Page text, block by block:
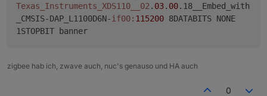
Texas_Instruments_XDS110__02 . 03. 00.18__Embed_with
_CMSIS-DAP_L1100D6N- if00: 115200 8DATABITS NONE
1STOPBIT banner
zigbee hab ich, zwave auch, nuc's genauso und HA auch
0